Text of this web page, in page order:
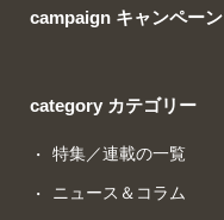
campaign キャンペーン
category カテゴリー
特集／連載の一覧
ニュース＆コラム